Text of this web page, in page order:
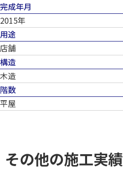
完成年月
2015年
用途
店舗
構造
木造
階数
平屋
その他の施工実績